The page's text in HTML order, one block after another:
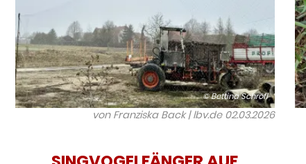
© Bettina Schröfl
von Franziska Back | lbv.de 02.03.2026